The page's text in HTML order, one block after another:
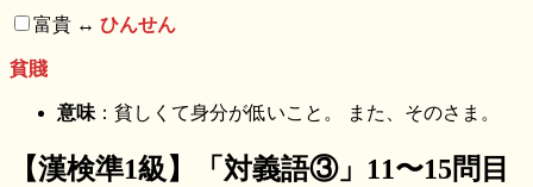
富貴 ↔︎ ひんせん
貧賤
意味 ：貧しくて身分が低いこと。 また、そのさま。
【漢検準1級】「対義語③」11〜15問目